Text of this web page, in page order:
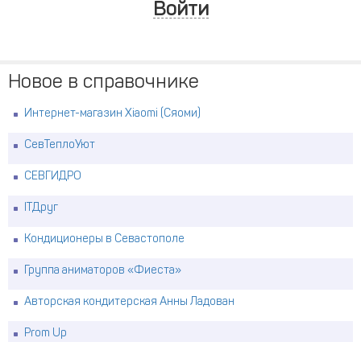
Войти
Новое в справочнике
Интернет-магазин Xiaomi (Сяоми)
СевТеплоУют
СЕВГИДРО
ITДруг
Кондиционеры в Севастополе
Группа аниматоров «Фиеста»
Авторская кондитерская Анны Ладован
Prom Up